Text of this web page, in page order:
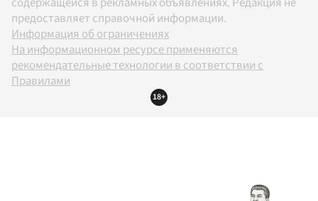
предоставляет справочной информации.
Информация об ограничениях
На информационном ресурсе применяются
рекомендательные технологии в соответствии с
Правилами
18+